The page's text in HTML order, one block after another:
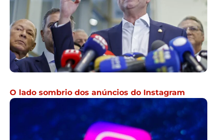
O lado sombrio dos anúncios do Instagram